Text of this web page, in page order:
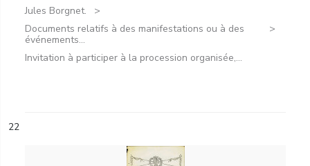
Jules Borgnet.
Documents relatifs à des manifestations ou à des
événements...
Invitation à participer à la procession organisée,...
22